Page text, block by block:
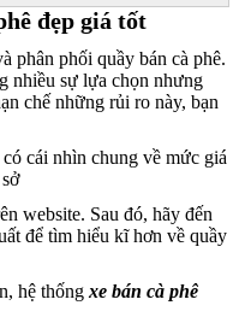
đẹp giá tốt
phân phối quầy bán cà phê.
nhiều sự lựa chọn nhưng
chế những rủi ro này, bạn
cái nhìn chung về mức giá
website. Sau đó, hãy đến
để tìm hiểu kĩ hơn về quầy
hệ thốngxe bán cà phê